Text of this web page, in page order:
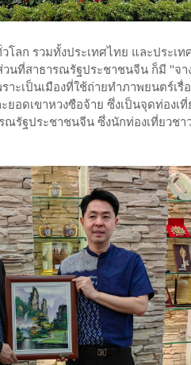
ลก รวมทั้งประเทศไทย และประเท
นที่สาธารณรัฐประชาชนจีน ก็มี "จา
าะเป็นเมืองที่ใช้ถ่ายทำภาพยนตร์เ
อดเขาหวงซือจ้าย ซึ่งเป็นจุดท่องเ
ณรัฐประชาชนจีน ซึ่งนักท่องเที่ยวช